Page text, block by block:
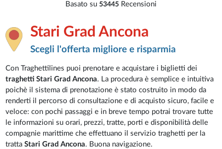
Basato su 53445 Recensioni
Stari Grad Ancona
Scegli l'offerta migliore e risparmia
Con Traghettilines puoi prenotare e acquistare i biglietti dei
traghetti Stari Grad Ancona. La procedura è semplice e intuitiva
poichè il sistema di prenotazione è stato costruito in modo da
renderti il percorso di consultazione e di acquisto sicuro, facile e
veloce: con pochi passaggi e in breve tempo potrai trovare tutte
le informazioni su orari, prezzi, tratte, porti e disponibilità delle
compagnie marittime che effettuano il servizio traghetti per la
trattaStari Grad Ancona. Buona navigazione.